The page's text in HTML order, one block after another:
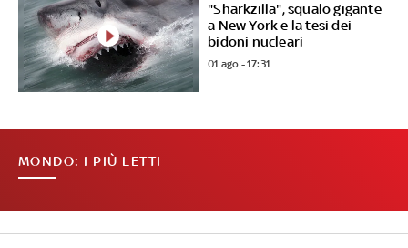
"Sharkzilla", squalo gigante
a New York e la tesi dei
bidoni nucleari
01 ago - 17:31
MONDO: I PIÙ LETTI